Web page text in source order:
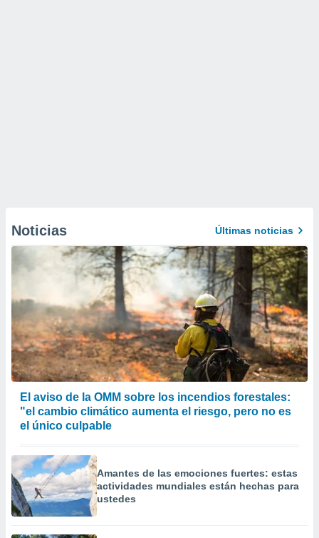
Noticias Últimas noticias
El aviso de la OMM sobre los incendios forestales:
"el cambio climático aumenta el riesgo, pero no es
el único culpable
Amantes de las emociones fuertes: estas
actividades mundiales están hechas para
ustedes